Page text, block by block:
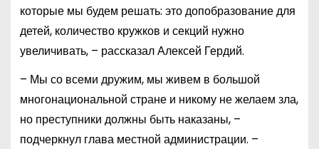
которые мы будем решать: это допобразование для
детей, количество кружков и секций нужно
увеличивать, – рассказал Алексей Гердий.
– Мы со всеми дружим, мы живем в большой
многонациональной стране и никому не желаем зла,
но преступники должны быть наказаны, –
подчеркнул глава местной администрации. –